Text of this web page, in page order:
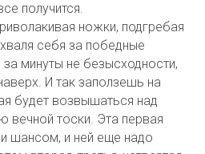
получится.
ножки, подгребая
себя за победные
минуты не безысходности,
И так заползешь на
будет возвышаться над
вечной тоски. Эта первая
и шансом, и ней еще надо